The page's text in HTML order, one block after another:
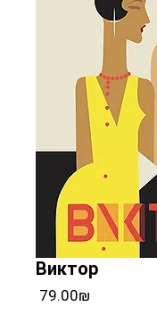
Виктор
‏79.00 ‏₪